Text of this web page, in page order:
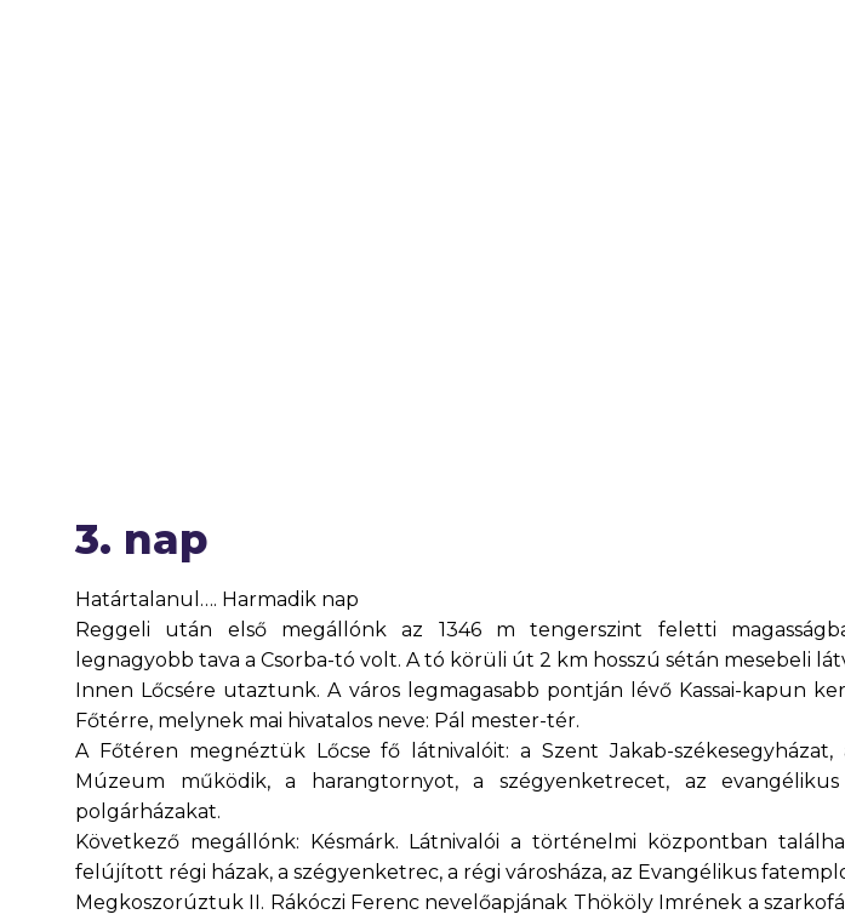
3. nap
Határtalanul…. Harmadik nap
Reggeli után első megállónk az 1346 m tengerszint feletti
legnagyobb tava a Csorba-tó volt. A tó körüli út 2 km hosszú sétán mesebeli
Innen Lőcsére utaztunk. A város legmagasabb pontján lévő Kassai-kapun
Főtérre, melynek mai hivatalos neve: Pál mester-tér.
A Főtéren megnéztük Lőcse fő látnivalóit: a Szent Jakab-székesegyházat,
Múzeum működik, a harangtornyot, a szégyenketrecet, az
polgárházakat.
Következő megállónk: Késmárk. Látnivalói a történelmi központban
felújított régi házak, a szégyenketrec, a régi városháza, az Evangélikus
Megkoszorúztuk II. Rákóczi Ferenc nevelőapjának Thököly Imrének a